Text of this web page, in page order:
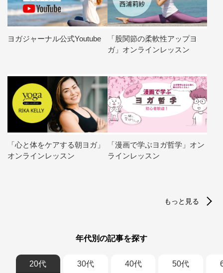
ヨガジャーナル公式Youtube
「股関節の柔軟性アップヨ
ガ」オンラインレッスン
「心と体をケアする朝ヨガ」
オンラインレッスン
「漫画で学ぶヨガ哲学」オン
ラインレッスン
もっと見る
年代別の記事を探す
20代 30代 40代 50代